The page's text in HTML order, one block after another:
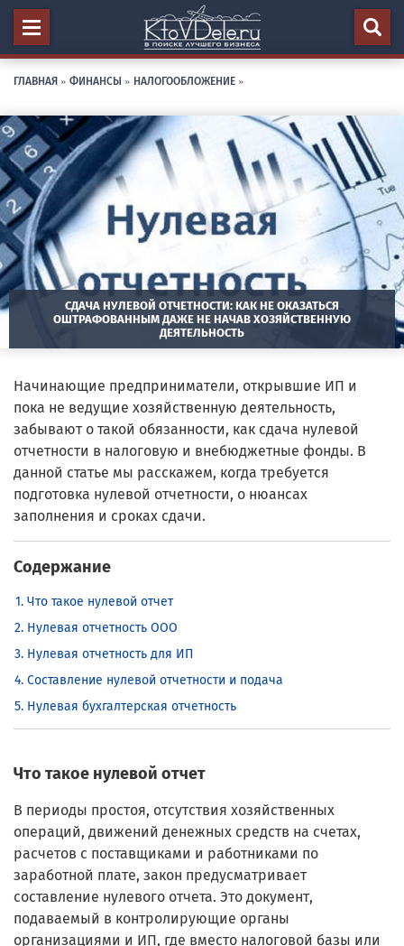
ГЛАВНАЯ » ФИНАНСЫ » НАЛОГООБЛОЖЕНИЕ »
СДАЧА НУЛЕВОЙ ОТЧЕТНОСТИ: КАК НЕ ОКАЗАТЬСЯ
ОШТРАФОВАННЫМ ДАЖЕ НЕ НАЧАВ ХОЗЯЙСТВЕННУЮ
ДЕЯТЕЛЬНОСТЬ
Начинающие предприниматели, открывшие ИП и
пока не ведущие хозяйственную деятельность,
забывают о такой обязанности, как сдача нулевой
отчетности в налоговую и внебюджетные фонды. В
данной статье мы расскажем, когда требуется
подготовка нулевой отчетности, о нюансах
заполнения и сроках сдачи.
Содержание
Что такое нулевой отчет
Нулевая отчетность ООО
Нулевая отчетность для ИП
Составление нулевой отчетности и подача
Нулевая бухгалтерская отчетность
Что такое нулевой отчет
В периоды простоя, отсутствия хозяйственных
операций, движений денежных средств на счетах,
расчетов с поставщиками и работниками по
заработной плате, закон предусматривает
составление нулевого отчета. Это документ,
подаваемый в контролирующие органы
организациями и ИП, где вместо налоговой базы или